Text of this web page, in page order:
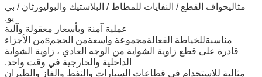
مثاليحواف القطع / النفايات للمطاط / البلاستيك والبوليورثان / بي
يو.
عملية آمنة وبأسعار معقولة وآلية
مناسبةللخياطة الفعالةمجموعة واسعةمن الحجمsمن الأجزاء
قادرة على قطع زاوية الشواية من الوجه العادي ، زاوية الشواية
الداخلية والخارجية في وقت واحد.
مثالية للاستخدام في قطاعات السيارات والنفط والغاز والطيران